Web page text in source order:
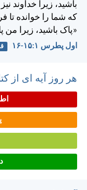
باشيد، زيرا خداوند
كه شما را خوانده تا
«پاک باشيد، زيرا
اول پطرس ۱:‏۱۵-‏۱۶
هر روز آیه ای از